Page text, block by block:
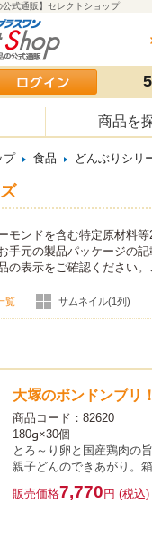
式通販】セレクトショップ
商品を
プ 食品 どんぶりシリ
ンドを含む特定原材料等
元の製品パッケージの
の表示をご確認ください。
覧 サムネイル(1列)
大塚のボンドンブ
商品コード：82620
180g×30個
とろ～り卵と国産鶏肉の
親子どんのできあがり。
販売価格7,770 円 (税込)